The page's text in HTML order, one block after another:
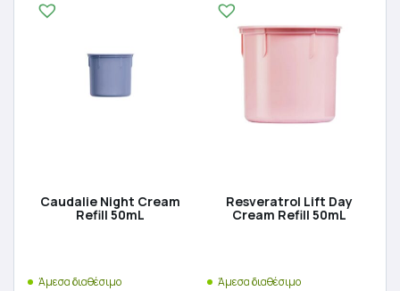
Caudalie Night Cream
Refill 50mL
Άμεσα διαθέσιμο
Resveratrol Lift Day
Cream Refill 50mL
Άμεσα διαθέσιμο